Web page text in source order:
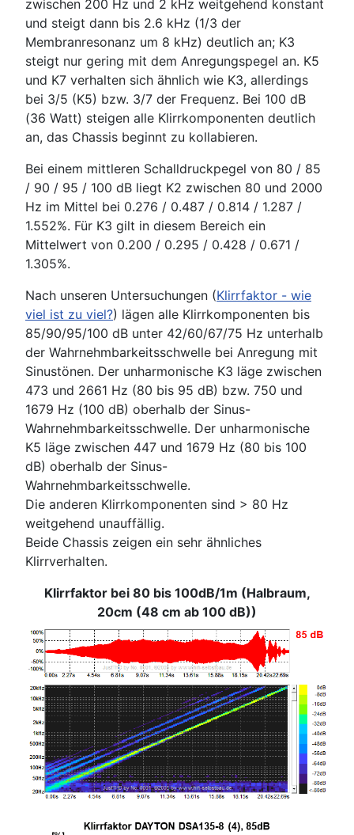
zwischen 200 Hz und 2 kHz weitgehend konstant
und steigt dann bis 2.6 kHz (1/3 der
Membranresonanz um 8 kHz) deutlich an; K3
steigt nur gering mit dem Anregungspegel an. K5
und K7 verhalten sich ähnlich wie K3, allerdings
bei 3/5 (K5) bzw. 3/7 der Frequenz. Bei 100 dB
(36 Watt) steigen alle Klirrkomponenten deutlich
an, das Chassis beginnt zu kollabieren.
Bei einem mittleren Schalldruckpegel von 80 / 85
/ 90 / 95 / 100 dB liegt K2 zwischen 80 und 2000
Hz im Mittel bei 0.276 / 0.487 / 0.814 / 1.287 /
1.552%. Für K3 gilt in diesem Bereich ein
Mittelwert von 0.200 / 0.295 / 0.428 / 0.671 /
1.305%.
Nach unseren Untersuchungen (Klirrfaktor - wie
viel ist zu viel?) lägen alle Klirrkomponenten bis
85/90/95/100 dB unter 42/60/67/75 Hz unterhalb
der Wahrnehmbarkeitsschwelle bei Anregung mit
Sinustönen. Der unharmonische K3 läge zwischen
473 und 2661 Hz (80 bis 95 dB) bzw. 750 und
1679 Hz (100 dB) oberhalb der Sinus-
Wahrnehmbarkeitsschwelle. Der unharmonische
K5 läge zwischen 447 und 1679 Hz (80 bis 100
dB) oberhalb der Sinus-
Wahrnehmbarkeitsschwelle.
Die anderen Klirrkomponenten sind > 80 Hz
weitgehend unauffällig.
Beide Chassis zeigen ein sehr ähnliches
Klirrverhalten.
Klirrfaktor bei 80 bis 100dB/1m (Halbraum,
20cm (48 cm ab 100 dB))